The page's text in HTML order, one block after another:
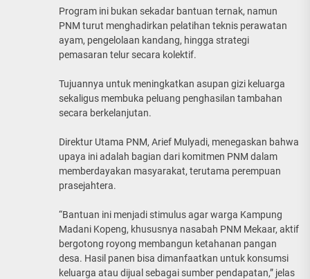
Program ini bukan sekadar bantuan ternak, namun
PNM turut menghadirkan pelatihan teknis perawatan
ayam, pengelolaan kandang, hingga strategi
pemasaran telur secara kolektif.
Tujuannya untuk meningkatkan asupan gizi keluarga
sekaligus membuka peluang penghasilan tambahan
secara berkelanjutan.
Direktur Utama PNM, Arief Mulyadi, menegaskan bahwa
upaya ini adalah bagian dari komitmen PNM dalam
memberdayakan masyarakat, terutama perempuan
prasejahtera.
“Bantuan ini menjadi stimulus agar warga Kampung
Madani Kopeng, khususnya nasabah PNM Mekaar, aktif
bergotong royong membangun ketahanan pangan
desa. Hasil panen bisa dimanfaatkan untuk konsumsi
keluarga atau dijual sebagai sumber pendapatan,” jelas